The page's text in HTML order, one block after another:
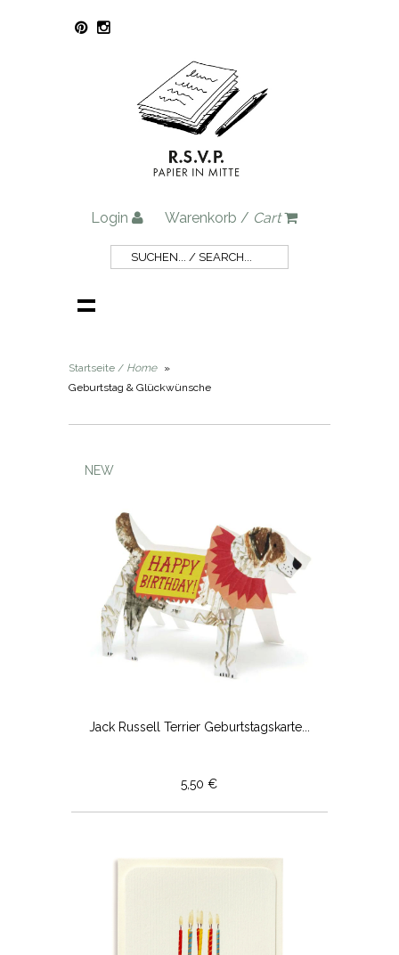
Login Warenkorb / Cart
Startseite / Home
»
Geburtstag & Glückwünsche
NEW
Jack Russell Terrier Geburtstagskarte...
5,50 €